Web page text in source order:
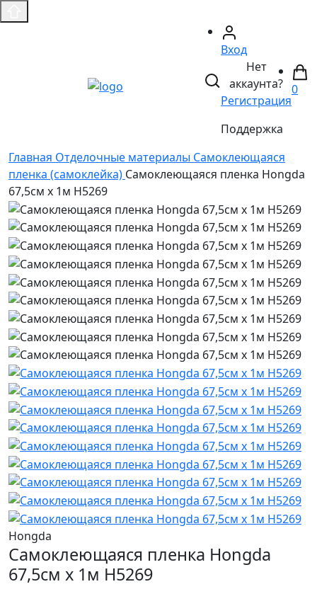
Вход
Нет
аккаунта?
Регистрация
Поддержка
0
Главная Отделочные материалы Самоклеющаяся
пленка (самоклейка) Самоклеющаяся пленка Hongda
67,5см х 1м H5269
Hongda
Самоклеющаяся пленка Hongda
67,5см х 1м H5269